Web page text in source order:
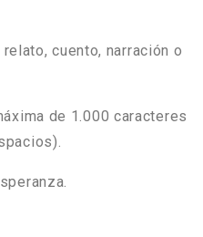
cuento, narración o
de 1.000 caracteres